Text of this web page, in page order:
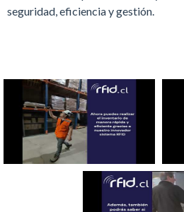
seguridad, eficiencia y gestión.